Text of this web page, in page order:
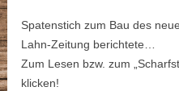
Spatenstich zum Bau des
Lahn-Zeitung berichtete…
Zum Lesen bzw. zum
klicken!